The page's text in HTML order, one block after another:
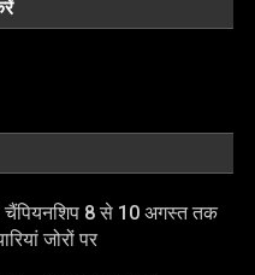
चैंपियनशिप 8 से 10 अगस्त तक
जोरों पर